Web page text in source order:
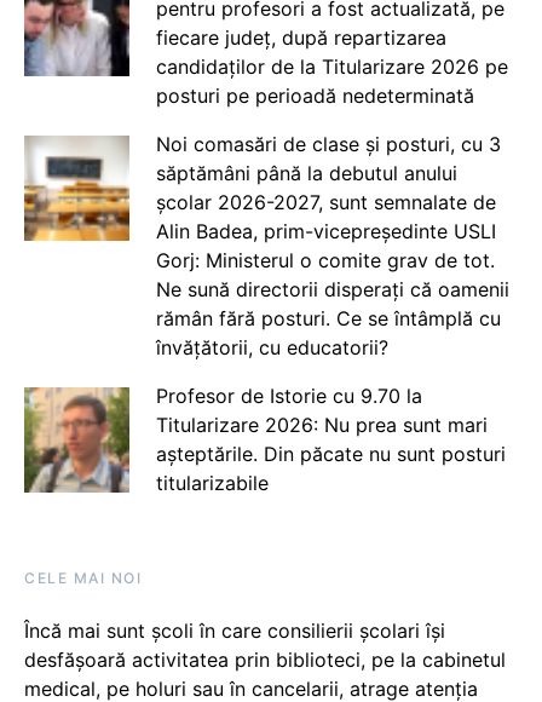
pentru profesori a fost actualizată, pe
fiecare județ, după repartizarea
candidaților de la Titularizare 2026 pe
posturi pe perioadă nedeterminată
Noi comasări de clase și posturi, cu 3
săptămâni până la debutul anului
școlar 2026-2027, sunt semnalate de
Alin Badea, prim-vicepreședinte USLI
Gorj: Ministerul o comite grav de tot.
Ne sună directorii disperați că oamenii
rămân fără posturi. Ce se întâmplă cu
învățătorii, cu educatorii?
Profesor de Istorie cu 9.70 la
Titularizare 2026: Nu prea sunt mari
așteptările. Din păcate nu sunt posturi
titularizabile
CELE MAI NOI
Încă mai sunt școli în care consilierii școlari își
desfășoară activitatea prin biblioteci, pe la cabinetul
medical, pe holuri sau în cancelarii, atrage atenția